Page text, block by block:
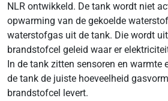
NLR ontwikkeld. De tank wordt niet
opwarming van de gekoelde
waterstofgas uit de tank. Die wordt
brandstofcel geleid waar er
In de tank zitten sensoren en warmte
de tank de juiste hoeveelheid
brandstofcel levert.